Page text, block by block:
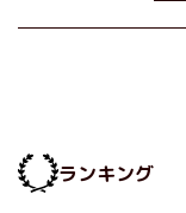
ランキング